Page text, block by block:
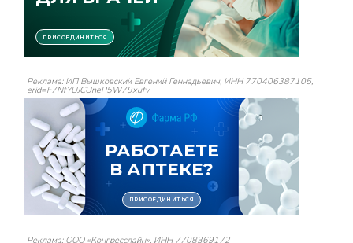
Реклама: ИП Вышковский Евгений Геннадьевич, ИНН 770406387105,
erid=F7NfYUJCUneP5W79xufv
Реклама: ООО «Конгресслайн», ИНН 7708369172